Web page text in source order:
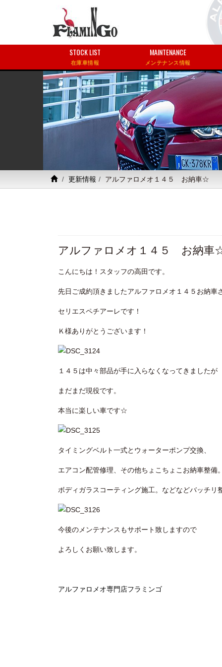
STOCK LIST
在庫車情報
MAINTENANCE
メンテナンス情報
更新情報 アルファロメオ１４５ お納車☆
アルファロメオ１４５ お納車
こんにちは！スタッフの高田です。
先日ご成約頂きましたアルファロメオ１４５お納車
セリエスペチアーレです！
Ｋ様ありがとうございます！
１４５は中々部品が手に入らなくなってきましたが
まだまだ現役です。
本当に楽しい車です☆
タイミングベルト一式とウォーターポンプ交換、
エアコン配管修理、その他ちょこちょこお納車整備
ボディガラスコーティング施工。などなどバッチリ
今後のメンテナンスもサポート致しますので
よろしくお願い致します。
アルファロメオ専門店フラミンゴ